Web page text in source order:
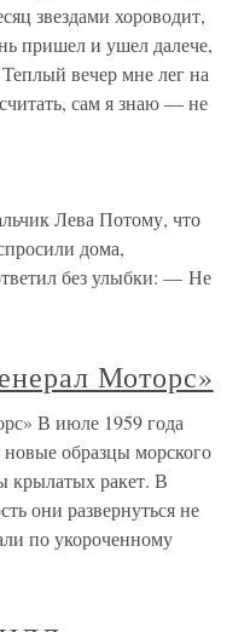
звездами хороводит,
пришел и ушел далече,
вечер мне лег на
сам я знаю — не
Лева Потому, что
дома,
без улыбки: — Не
Моторс»
В июле 1959 года
образцы морского
крылатых ракет. В
они развернуться не
по укороченному